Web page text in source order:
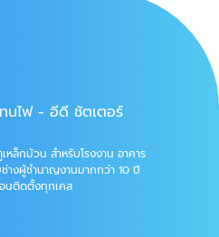
นไฟ - อีดี ชัตเตอร์
หล็กม้วน สำหรับโรงงาน อาคาร
างผู้ชำนาญงานมากกว่า 10 ปี
นติดตั้งทุกเคส